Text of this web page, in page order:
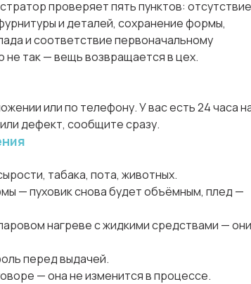
проверяет пять пунктов: отсутствие
и деталей, сохранение формы,
и соответствие первоначальному
не так — вещь возвращается в цех.
или по телефону. У вас есть 24 часа
дефект, сообщите сразу.
табака, пота, животных.
— пуховик снова будет объёмным, плед —
нагреве с жидкими средствами — они
перед выдачей.
— она не изменится в процессе.